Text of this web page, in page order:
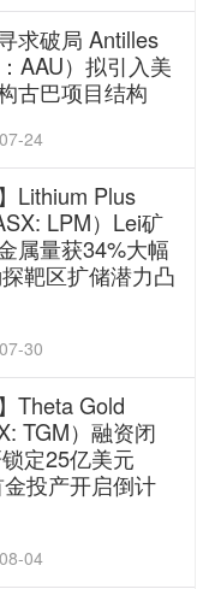
求破局 Antilles
AAU）拟引入美
古巴项目结构
24
Lithium Plus
LPM）Lei矿
属量获34%大幅
靶区扩储潜力凸
30
Theta Gold
TGM）融资闭
定25亿美元
投产开启倒计
04